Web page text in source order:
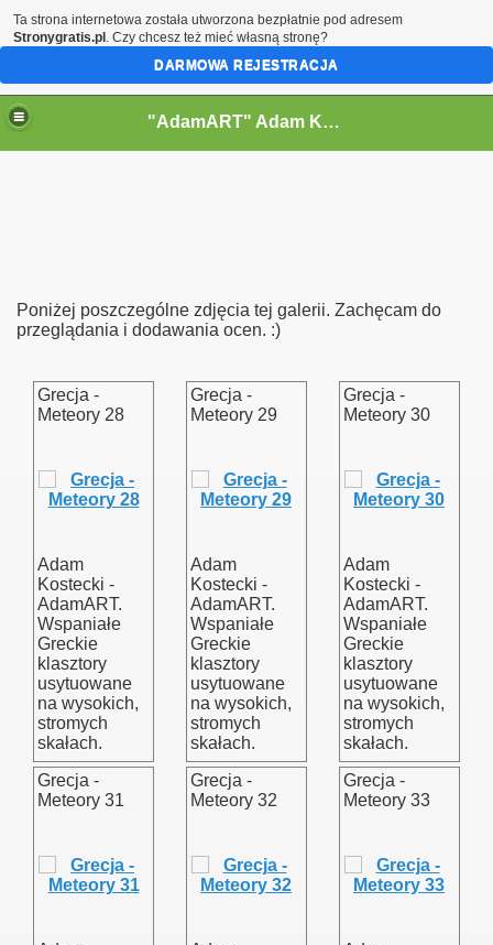
"AdamART" Adam Kostecki Bielsko-Biała - Krajobrazy
Poniżej poszczególne zdjęcia tej galerii. Zachęcam do
przeglądania i dodawania ocen. :)
Grecja -
Meteory 28
Adam
Kostecki -
AdamART.
Wspaniałe
Greckie
klasztory
usytuowane
na wysokich,
stromych
skałach.
Grecja -
Meteory 29
Adam
Kostecki -
AdamART.
Wspaniałe
Greckie
klasztory
usytuowane
na wysokich,
stromych
skałach.
Grecja -
Meteory 30
Adam
Kostecki -
AdamART.
Wspaniałe
Greckie
klasztory
usytuowane
na wysokich,
stromych
skałach.
Grecja -
Meteory 31
Grecja -
Meteory 32
Grecja -
Meteory 33
Ta strona internetowa została utworzona bezpłatnie pod adresem
Stronygratis.pl . Czy chcesz też mieć własną stronę?
DARMOWA REJESTRACJA